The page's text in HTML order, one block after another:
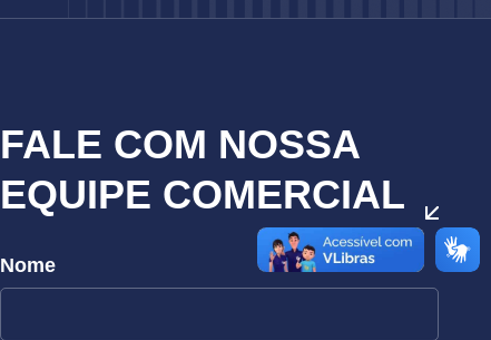
FALE COM NOSSA
EQUIPE COMERCIAL
Nome